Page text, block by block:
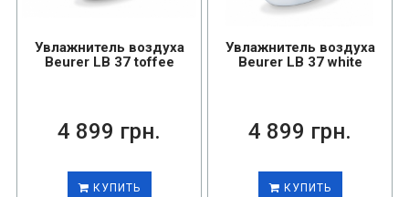
Увлажнитель воздуха
Beurer LB 37 toffee
4 899 грн.
КУПИТЬ
Увлажнитель воздуха
Beurer LB 37 white
4 899 грн.
КУПИТЬ